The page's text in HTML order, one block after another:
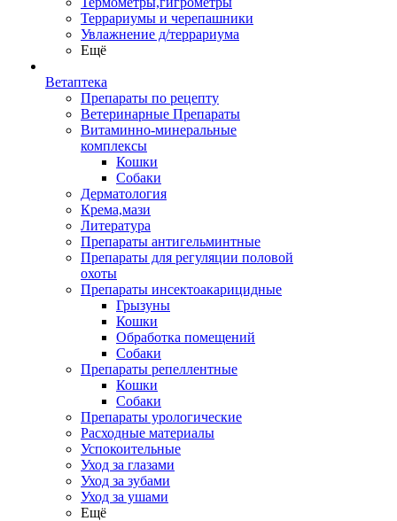
Террариумы и черепашники
Увлажнение д/террариума
Ещё
Ветаптека
Препараты по рецепту
Ветеринарные Препараты
Витаминно-минеральные
комплексы
Кошки
Собаки
Дерматология
Крема,мази
Литература
Препараты антигельминтные
Препараты для регуляции половой
охоты
Препараты инсектоакарицидные
Грызуны
Кошки
Обработка помещений
Собаки
Препараты репеллентные
Кошки
Собаки
Препараты урологические
Расходные материалы
Успокоительные
Уход за глазами
Уход за зубами
Уход за ушами
Ещё